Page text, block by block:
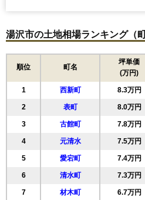
湯沢市の土地相場ランキング（
順位 町名
坪単価
(万円)
1 西新町 8.3万円
2 表町 8.0万円
3 古館町 7.8万円
4 元清水 7.5万円
5 愛宕町 7.4万円
6 清水町 7.3万円
7 材木町 6.7万円